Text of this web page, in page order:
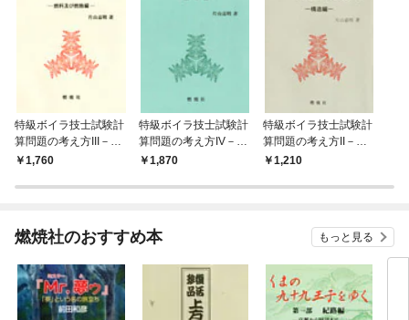
特級ボイラ技士試験計
算問題の考え方III－燃
料及び燃焼編
1,760
特級ボイラ技士試験計
算問題の考え方IV－法
令編1,870
特級ボイラ技士試験計
算問題の考え方II－構
造編1,210
燃焼社のおすすめ本 もっと見る